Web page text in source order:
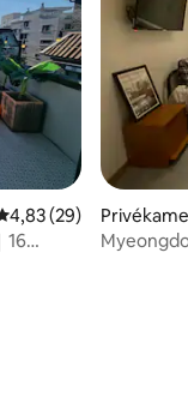
4,83 (29)
16